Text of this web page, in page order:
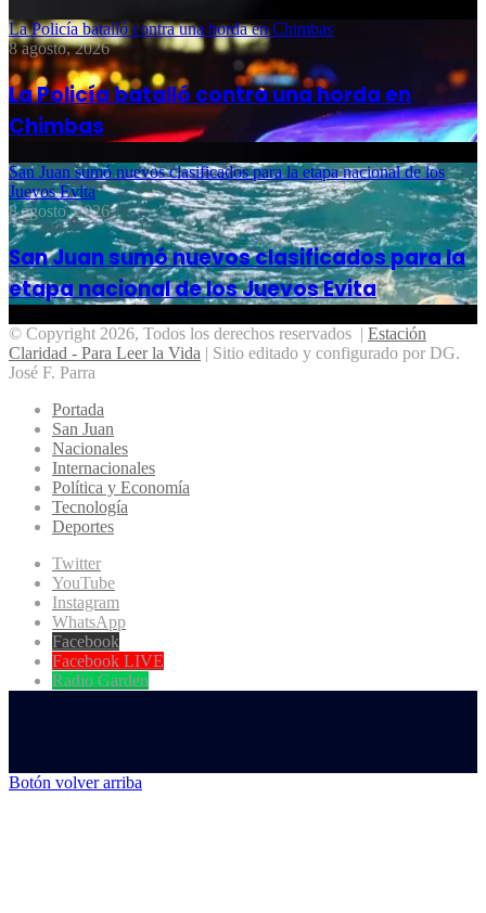
La Policía batalló contra una horda en Chimbas
8 agosto, 2026
La Policía batalló contra una horda en
Chimbas
San Juan sumó nuevos clasificados para la etapa nacional de los
Juevos Evita
8 agosto, 2026
San Juan sumó nuevos clasificados para la
etapa nacional de los Juevos Evita
© Copyright 2026, Todos los derechos reservados | Estación
Claridad - Para Leer la Vida | Sitio editado y configurado por DG.
José F. Parra
Portada
San Juan
Nacionales
Internacionales
Política y Economía
Tecnología
Deportes
Twitter
YouTube
Instagram
WhatsApp
Facebook
Facebook LIVE
Radio Garden
Botón volver arriba